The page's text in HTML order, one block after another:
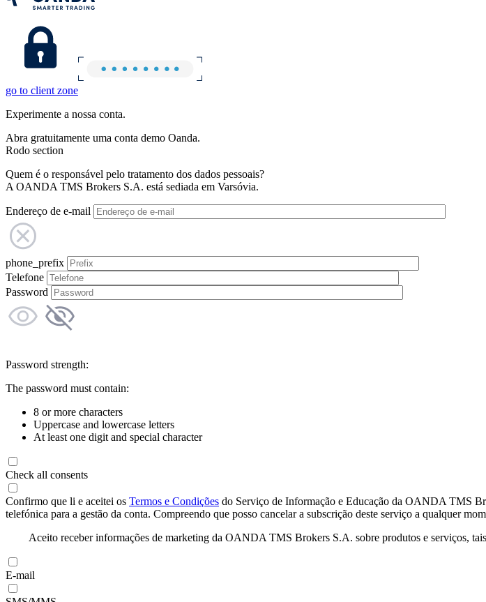
go to client zone
Experimente a nossa conta.
Abra gratuitamente uma conta demo Oanda.
Rodo section
Quem é o responsável pelo tratamento dos dados pessoais?
A OANDA TMS Brokers S.A. está sediada em Varsóvia.
Endereço de e-mail
phone_prefix
Telefone
Password
Password strength:
The password must contain:
8 or more characters
Uppercase and lowercase letters
At least one digit and special character
Check all consents
Confirmo que li e aceitei os Termos e Condições do Serviço de Informação e Educação da OANDA TMS
telefónica para a gestão da conta. Compreendo que posso cancelar a subscrição deste serviço a qualquer
Aceito receber informações de marketing da OANDA TMS Brokers S.A. sobre produtos e serviços,
E-mail